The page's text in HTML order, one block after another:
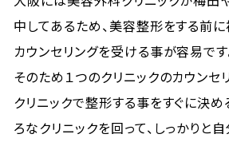
中してあるため、美容整形をする前
カウンセリングを受ける事が容易です
そのため１つのクリニックのカウンセ
クリニックで整形する事をすぐに決め
ろなクリニックを回って、しっかりと